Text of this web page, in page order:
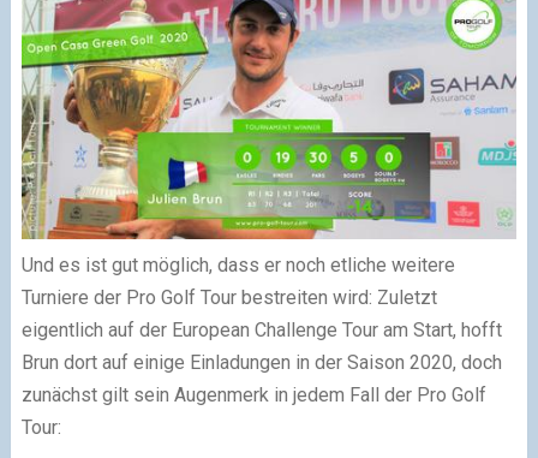
Und es ist gut möglich, dass er noch etliche weitere
Turniere der Pro Golf Tour bestreiten wird: Zuletzt
eigentlich auf der European Challenge Tour am Start, hofft
Brun dort auf einige Einladungen in der Saison 2020, doch
zunächst gilt sein Augenmerk in jedem Fall der Pro Golf
Tour: